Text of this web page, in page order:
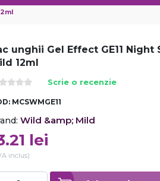
unghii Gel Effect GE11 Night
12ml
Scrie o recenzie
MCSWMGE11
Wild &amp; Mild
lei
inclus)